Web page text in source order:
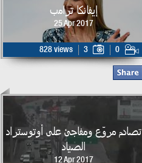
إيفانكا ترامب
25 Apr 2017
828 views 3 0
تصادم مروّع ومفاجئ على أوتوستراد
الصياد
12 Apr 2017